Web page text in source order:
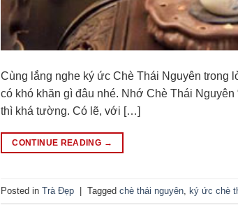
Cùng lắng nghe ký ức Chè Thái Nguyên trong
có khó khăn gì đâu nhé. Nhớ Chè Thái
thì khá tường. Có lẽ, với […]
CONTINUE READING →
Posted in Trà Đẹp Tagged chè thái nguyên ký ức chè